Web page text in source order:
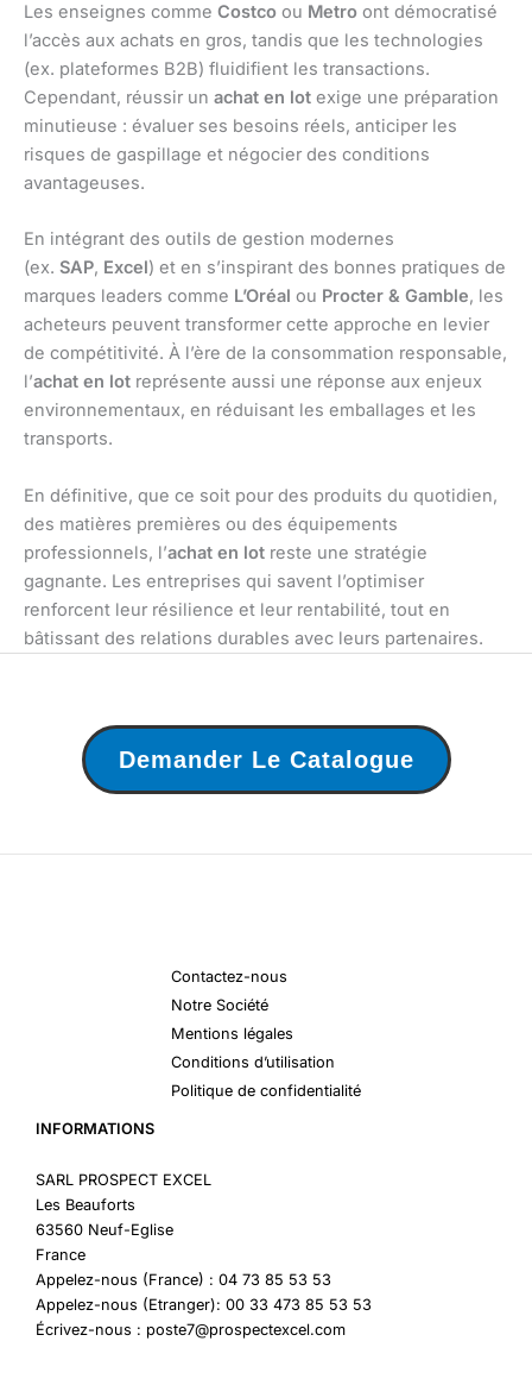
Les enseignes comme Costco ou Metro ont démocratisé
l’accès aux achats en gros, tandis que les technologies
(ex. plateformes B2B) fluidifient les transactions.
Cependant, réussir un achat en lot exige une préparation
minutieuse : évaluer ses besoins réels, anticiper les
risques de gaspillage et négocier des conditions
avantageuses.
En intégrant des outils de gestion modernes
(ex. SAP, Excel) et en s’inspirant des bonnes pratiques de
marques leaders comme L’Oréal ou Procter & Gamble, les
acheteurs peuvent transformer cette approche en levier
de compétitivité. À l’ère de la consommation responsable,
l’achat en lot représente aussi une réponse aux enjeux
environnementaux, en réduisant les emballages et les
transports.
En définitive, que ce soit pour des produits du quotidien,
des matières premières ou des équipements
professionnels, l’achat en lot reste une stratégie
gagnante. Les entreprises qui savent l’optimiser
renforcent leur résilience et leur rentabilité, tout en
bâtissant des relations durables avec leurs partenaires.
Demander Le Catalogue
Contactez-nous
Notre Société
Mentions légales
Conditions d’utilisation
Politique de confidentialité
INFORMATIONS
SARL PROSPECT EXCEL
Les Beauforts
63560 Neuf-Eglise
France
Appelez-nous (France) : 04 73 85 53 53
Appelez-nous (Etranger): 00 33 473 85 53 53
Écrivez-nous : poste7@prospectexcel.com